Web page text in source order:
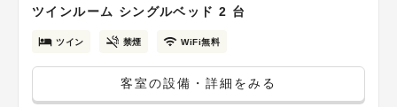
ツインルーム シングルベッド 2 台
ツイン 禁煙 WiFi無料
客室の設備・詳細をみる